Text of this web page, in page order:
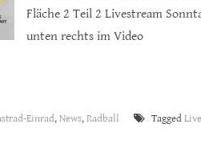
Fläche 2 Teil 2 Livestream
unten rechts im Video
Einrad, News, Radball Tagged